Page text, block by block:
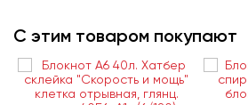
С этим товаром покупают